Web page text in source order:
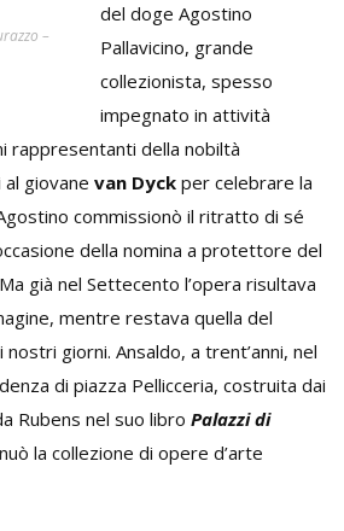
–
del doge Agostino
Pallavicino, grande
collezionista, spesso
impegnato in attività
rappresentanti della nobiltà
giovane van Dyck per celebrare la
commissionò il ritratto di sé
della nomina a protettore del
già nel Settecento l’opera risultava
mentre restava quella del
giorni. Ansaldo, a trent’anni, nel
di piazza Pellicceria, costruita dai
Rubens nel suo libro Palazzi di
la collezione di opere d’arte